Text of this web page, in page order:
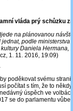
vláda prý schůzku
na plánovanou
jednat, podle ministerstva
Daniela Hermana,
1. 11. 2016, 19:09)
poděkovat svému
počítat s tím, že to
úspěch ve
se do parlamentu